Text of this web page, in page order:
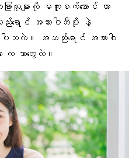
ားသူများကို မကူးစက်အောင် ကာ
ောင် အသားဝါဘီပိုး နဲ့
သလဲ။ အသည်းရောင် အသားဝါ
က ဘာတွေလဲ။